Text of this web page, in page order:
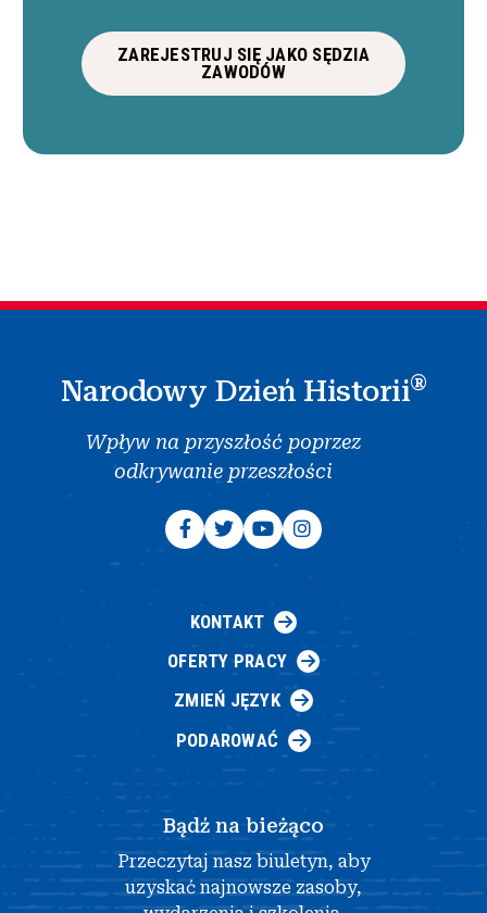
ZAREJESTRUJ SIĘ JAKO SĘDZIA
ZAWODÓW
Narodowy Dzień Historii®
Wpływ na przyszłość poprzez
odkrywanie przeszłości
KONTAKT
OFERTY PRACY
ZMIEŃ JĘZYK
PODAROWAĆ
Bądź na bieżąco
Przeczytaj nasz biuletyn, aby
uzyskać najnowsze zasoby,